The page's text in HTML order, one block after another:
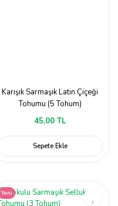
Karışık Sarmaşık Latin Çiçeği
Tohumu (5 Tohum)
45,00 TL
Sepete Ekle
Yeni